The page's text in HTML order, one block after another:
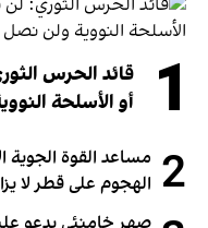
1
قائد الحرس
أو الأسلحة
2 الهجوم على قطر لا